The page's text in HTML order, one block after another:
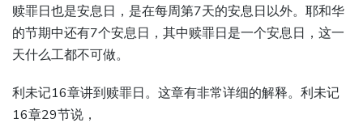
赎罪日也是安息日，是在每周第7天的安息日以外。耶和华
的节期中还有7个安息日，其中赎罪日是一个安息日，这一
天什么工都不可做。
利未记16章讲到赎罪日。这章有非常详细的解释。利未记
16章29节说，